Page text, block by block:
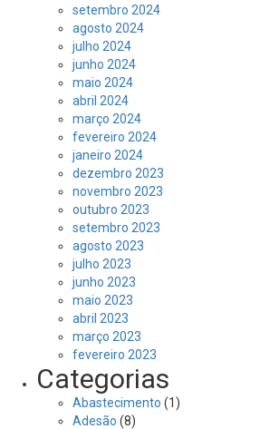
setembro 2024
agosto 2024
julho 2024
junho 2024
maio 2024
abril 2024
março 2024
fevereiro 2024
janeiro 2024
dezembro 2023
novembro 2023
outubro 2023
setembro 2023
agosto 2023
julho 2023
junho 2023
maio 2023
abril 2023
março 2023
fevereiro 2023
Categorias
Abastecimento (1)
Adesão (8)